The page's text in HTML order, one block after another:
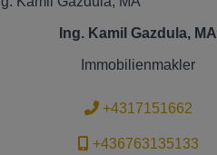
Ing. Kamil Gazdula, MA
Immobilienmakler
+4317151662
+436763135133